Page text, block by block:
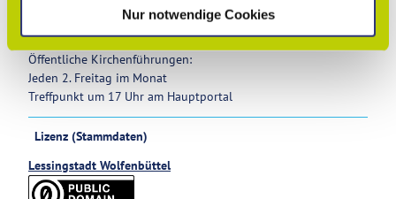
Nur notwendige Cookies
Öffentliche Kirchenführungen:
Jeden 2. Freitag im Monat
Treffpunkt um 17 Uhr am Hauptportal
Lizenz (Stammdaten)
Lessingstadt Wolfenbüttel